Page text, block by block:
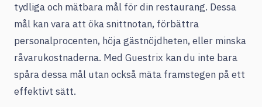
tydliga och mätbara mål för din restaurang. Dessa
mål kan vara att öka snittnotan, förbättra
personalprocenten, höja gästnöjdheten, eller minska
råvarukostnaderna. Med Guestrix kan du inte bara
spåra dessa mål utan också mäta framstegen på ett
effektivt sätt.